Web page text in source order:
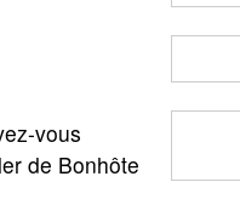
vous
de Bonhôte